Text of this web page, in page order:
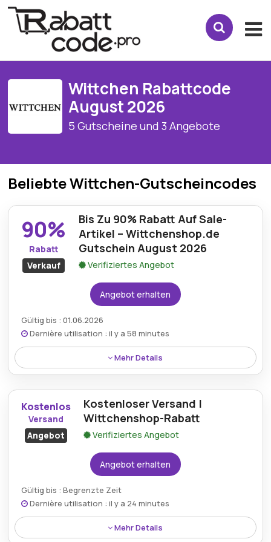
Wittchen Rabattcode
August 2026
5 Gutscheine und 3 Angebote
Beliebte Wittchen-Gutscheincodes
90%
Rabatt
Verkauf
Bis Zu 90% Rabatt Auf Sale-
Artikel – Wittchenshop.de
Gutschein August 2026
Verifiziertes Angebot
Angebot erhalten
Gültig bis : 01.06.2026
Dernière utilisation : il y a 58 minutes
Mehr Details
Sale-Artikel
Mindestkaufbetrag:Kein Minimum erforderlich
Art des Angebots:Zeitlich begrenztes Angebot
Kumulierbar:Nicht mit anderen Aktionen
kombinierbar
Voir les conditions générales sur le
Kostenlos
Versand
Angebot
Kostenloser Versand |
Wittchenshop-Rabatt
Verifiziertes Angebot
Angebot erhalten
Gültig bis : Begrenzte Zeit
Dernière utilisation : il y a 24 minutes
Mehr Details